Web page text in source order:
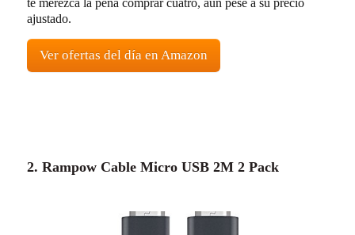
te merezca la pena comprar cuatro, aún pese a su precio
ajustado.
Ver ofertas del día en Amazon
2. Rampow Cable Micro USB 2M 2 Pack